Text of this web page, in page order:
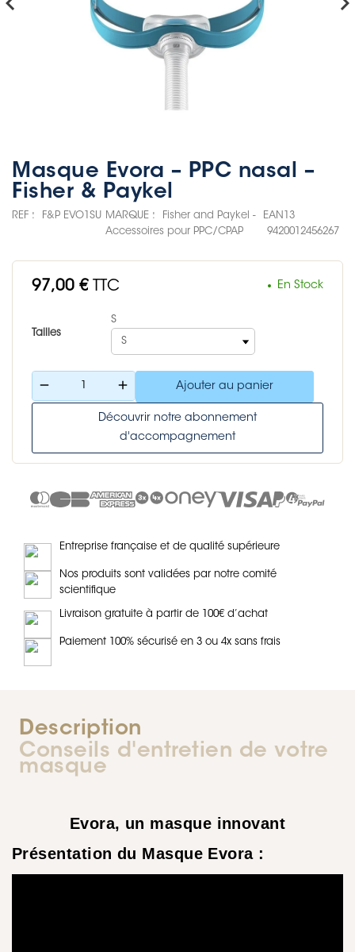
Masque Evora – PPC nasal –
Fisher & Paykel
REF : F&P EVO1SU MARQUE :
Fisher and Paykel -
Accessoires pour PPC/CPAP
EAN13
9420012456267
97,00 € TTC En Stock
Tailles
S
remove add Ajouter au panier
Découvrir notre abonnement
d'accompagnement
Entreprise française et de qualité supérieure
Nos produits sont validées par notre comité
scientifique
Livraison gratuite à partir de 100€ d’achat
Paiement 100% sécurisé en 3 ou 4x sans frais
Description
Conseils d'entretien de votre
masque
Evora, un masque innovant
Présentation du Masque Evora :